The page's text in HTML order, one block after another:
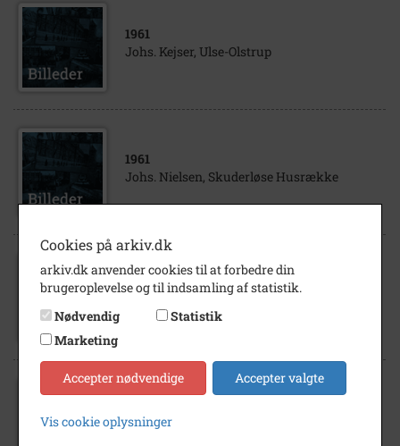
1961
Johs. Kejser, Ulse-Olstrup
1961
Johs. Nielsen, Skuderløse Husrække
1963
1961
Johs. Klemmensen, Landbrugsskolen,
Cookies på arkiv.dk
arkiv.dk anvender cookies til at forbedre din
brugeroplevelse og til indsamling af statistik.
Nødvendig
Statistik
Marketing
Accepter nødvendige Accepter valgte
Vis cookie oplysninger